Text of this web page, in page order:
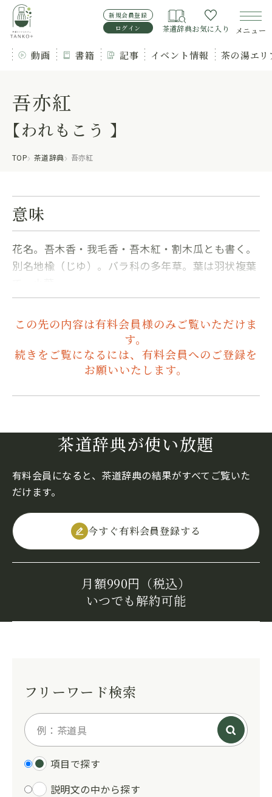
新規会員登録
ログイン
茶道辞典お気に入り メニュー
動画 書籍 記事 イベント情報 茶の湯エ
吾亦紅
【われもこう 】
TOP 茶道辞典 吾亦紅
意味
花名。吾木香・我毛香・吾木紅・割木瓜とも書く。
別名地楡（じゆ）。バラ科の多年草。葉は羽状複葉
この先の内容は有料会員様のみご覧いただけま
す。
続きをご覧になるには、有料会員へのご登録を
お願いいたします。
茶道辞典が使い放題
有料会員になると、茶道辞典の結果がすべてご覧いた
だけます。
今すぐ有料会員登録する
月額990円（税込）
いつでも解約可能
フリーワード検索
項目で探す
説明文の中から探す